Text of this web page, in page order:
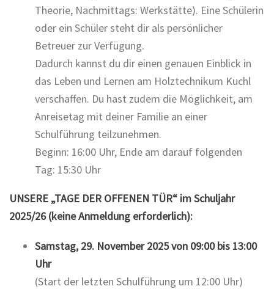
Theorie, Nachmittags: Werkstätte). Eine Schülerin
oder ein Schüler steht dir als persönlicher
Betreuer zur Verfügung.
Dadurch kannst du dir einen genauen Einblick in
das Leben und Lernen am Holztechnikum Kuchl
verschaffen. Du hast zudem die Möglichkeit, am
Anreisetag mit deiner Familie an einer
Schulführung teilzunehmen.
Beginn: 16:00 Uhr, Ende am darauf folgenden
Tag: 15:30 Uhr
UNSERE „TAGE DER OFFENEN TÜR“ im Schuljahr
2025/26 (keine Anmeldung erforderlich):
Samstag, 29. November 2025 von 09:00 bis 13:00
Uhr
(Start der letzten Schulführung um 12:00 Uhr)